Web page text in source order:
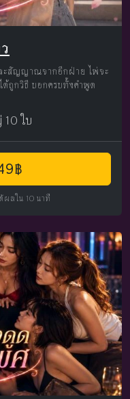
ละสัญญาณจากอีกฝ่าย ไพ่จะ
ถูกวิธี บอกครบทั้งคำพูด
ใบ
฿
ผลใน 10 นาที